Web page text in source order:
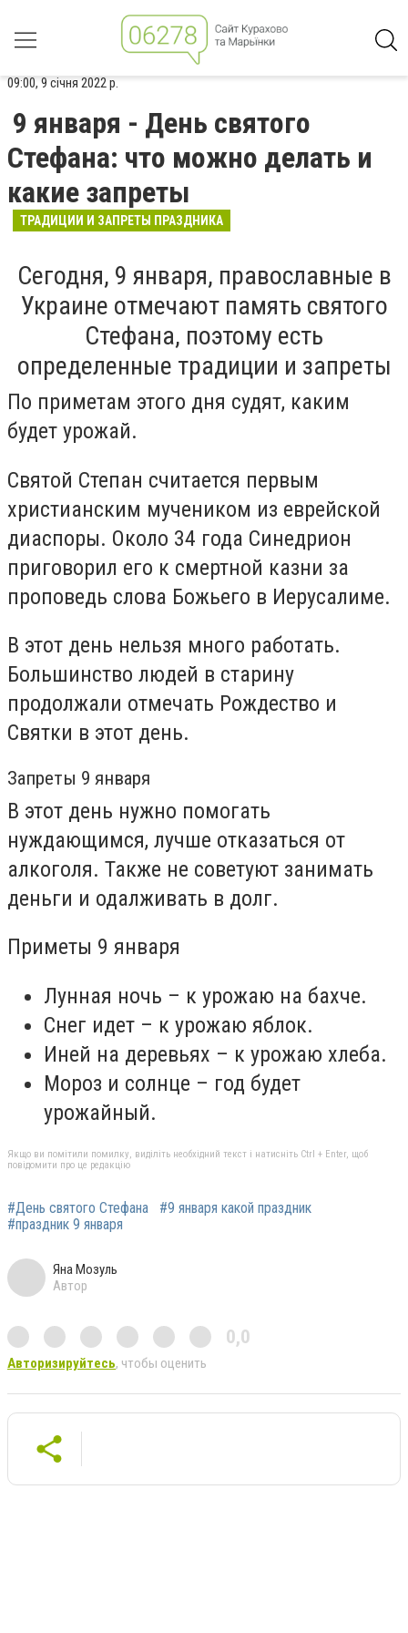
09:00, 9 січня 2022 р.
9 января - День святого
Стефана: что можно делать и
какие запреты
ТРАДИЦИИ И ЗАПРЕТЫ ПРАЗДНИКА
Сегодня, 9 января, православные в
Украине отмечают память святого
Стефана, поэтому есть
определенные традиции и запреты
По приметам этого дня судят, каким
будет урожай.
Святой Степан считается первым
христианским мучеником из еврейской
диаспоры. Около 34 года Синедрион
приговорил его к смертной казни за
проповедь слова Божьего в Иерусалиме.
В этот день нельзя много работать.
Большинство людей в старину
продолжали отмечать Рождество и
Святки в этот день.
Запреты 9 января
В этот день нужно помогать
нуждающимся, лучше отказаться от
алкоголя. Также не советуют занимать
деньги и одалживать в долг.
Приметы 9 января
Лунная ночь – к урожаю на бахче.
Снег идет – к урожаю яблок.
Иней на деревьях – к урожаю хлеба.
Мороз и солнце – год будет
урожайный.
Якщо ви помітили помилку, виділіть необхідний текст і натисніть Ctrl + Enter, щоб
повідомити про це редакцію
#День святого Стефана
#9 января какой праздник
#праздник 9 января
Яна Мозуль
Автор
0,0
Авторизируйтесь, чтобы оценить